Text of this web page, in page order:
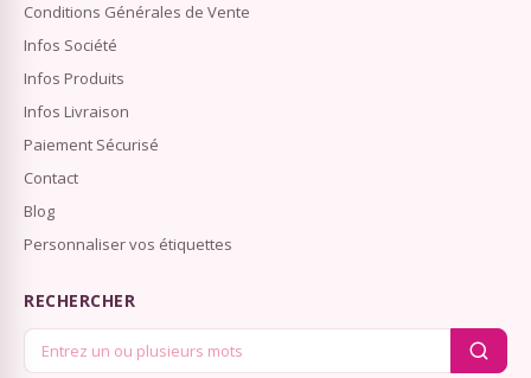
Conditions Générales de Vente
Infos Société
Infos Produits
Infos Livraison
Paiement Sécurisé
Contact
Blog
Personnaliser vos étiquettes
RECHERCHER